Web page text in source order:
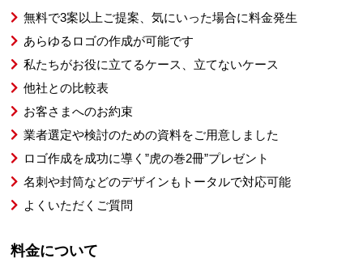
無料で3案以上ご提案、気にいった場合に料金発生
あらゆるロゴの作成が可能です
私たちがお役に立てるケース、立てないケース
他社との比較表
お客さまへのお約束
業者選定や検討のための資料をご用意しました
ロゴ作成を成功に導く”虎の巻2冊”プレゼント
名刺や封筒などのデザインもトータルで対応可能
よくいただくご質問
料金について